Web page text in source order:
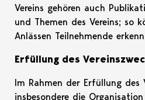
Vereins gehören auch
und Themen des Vereins; so
Anlässen Teilnehmende
Erfüllung des
Im Rahmen der Erfüllung des
insbesondere die